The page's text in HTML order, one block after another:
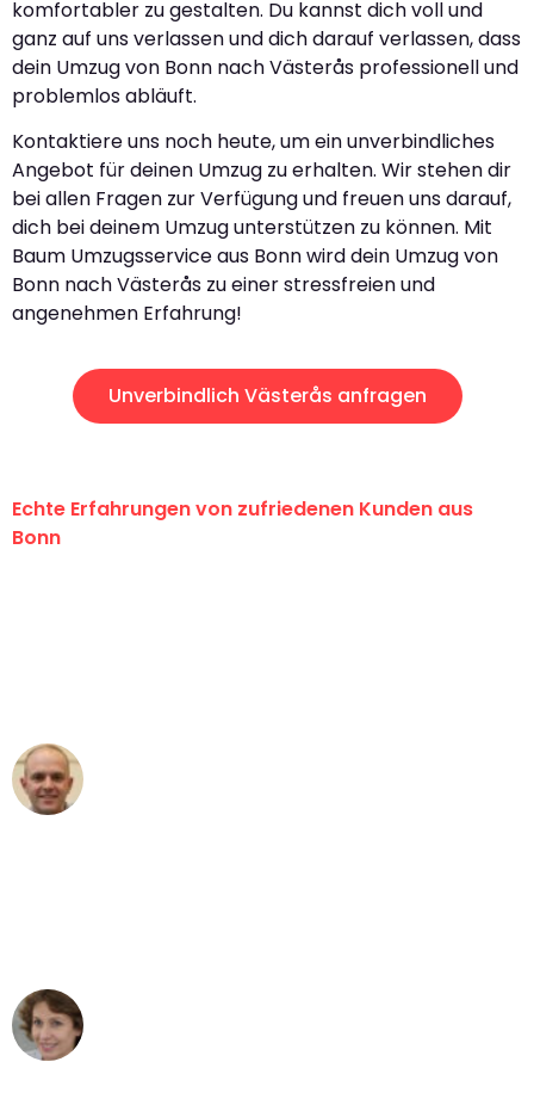
komfortabler zu gestalten. Du kannst dich voll und
ganz auf uns verlassen und dich darauf verlassen, dass
dein Umzug von Bonn nach Västerås professionell und
problemlos abläuft.
Kontaktiere uns noch heute, um ein unverbindliches
Angebot für deinen Umzug zu erhalten. Wir stehen dir
bei allen Fragen zur Verfügung und freuen uns darauf,
dich bei deinem Umzug unterstützen zu können. Mit
Baum Umzugsservice aus Bonn wird dein Umzug von
Bonn nach Västerås zu einer stressfreien und
angenehmen Erfahrung!
Unverbindlich Västerås anfragen
Echte Erfahrungen von zufriedenen Kunden aus
Bonn